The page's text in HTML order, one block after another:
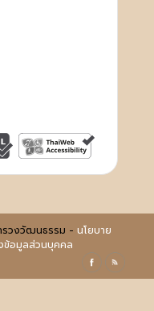
รวงวัฒนธรรม - นโยบาย
ข้อมูลส่วนบุคคล